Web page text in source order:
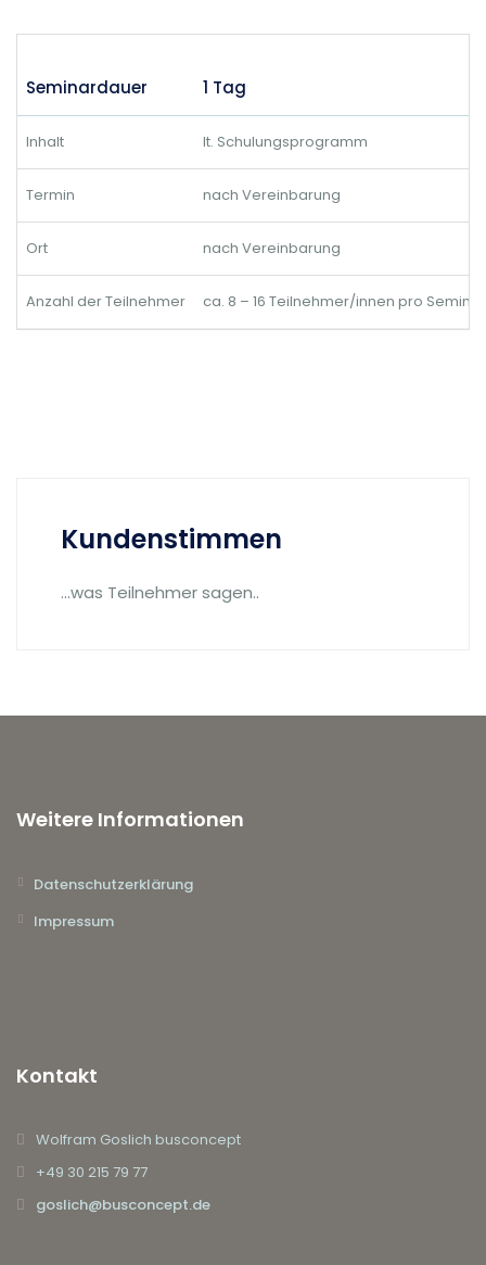
Seminardauer 1 Tag
Inhalt lt. Schulungsprogramm
Termin nach Vereinbarung
Ort nach Vereinbarung
Anzahl der Teilnehmer ca. 8 – 16 Teilnehmer/innen pro
Kundenstimmen
...was Teilnehmer sagen..
Weitere Informationen
Datenschutzerklärung
Impressum
Kontakt
Wolfram Goslich busconcept
+49 30 215 79 77
goslich@busconcept.de